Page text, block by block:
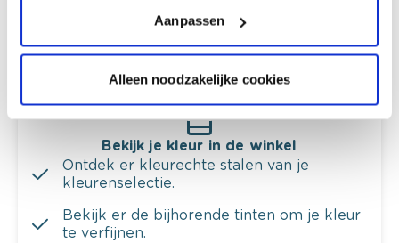
Aanpassen
Alleen noodzakelijke cookies
Krijg ineens een technologische check-up
Bekijk je kleur in de winkel
Ontdek er kleurechte stalen van je
kleurenselectie.
Bekijk er de bijhorende tinten om je kleur
te verfijnen.